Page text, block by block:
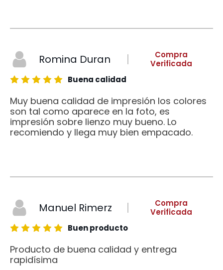
Romina Duran
Compra
Verificada
Buena calidad
Muy buena calidad de impresión los colores
son tal como aparece en la foto, es
impresión sobre lienzo muy bueno. Lo
recomiendo y llega muy bien empacado.
Manuel Rimerz
Compra
Verificada
Buen producto
Producto de buena calidad y entrega
rapidísima